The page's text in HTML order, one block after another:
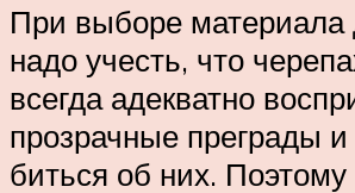
При выборе материала
надо учесть, что
всегда адекватно
прозрачные преграды и
биться об них. Поэтому